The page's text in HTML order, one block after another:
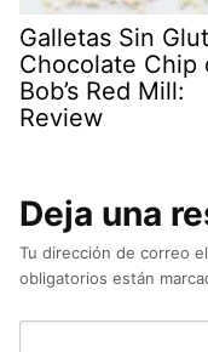
Galletas Sin
Chocolate Chip
Bob’s Red Mill:
Review
Deja una
Tu dirección de correo
obligatorios están